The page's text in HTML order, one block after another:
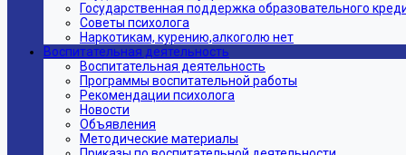
Государственная поддержка образовательного
Советы психолога
Наркотикам, курению,алкоголю нет
Воспитательная деятельность
Воспитательная деятельность
Программы воспитательной работы
Рекомендации психолога
Новости
Объявления
Методические материалы